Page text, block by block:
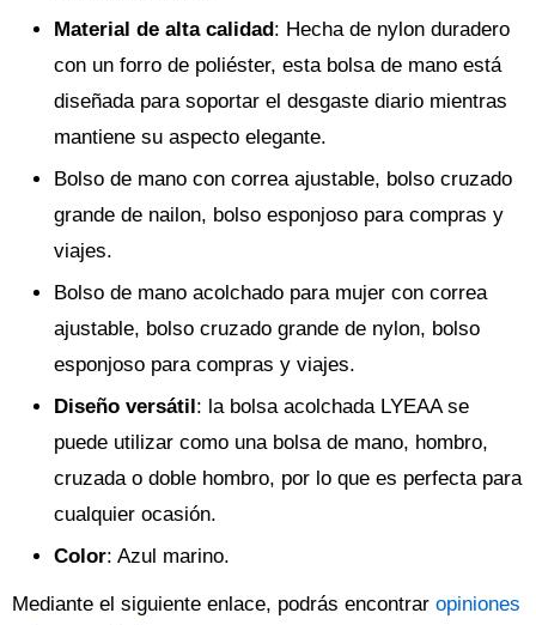
Material de alta calidad: Hecha de nylon duradero
con un forro de poliéster, esta bolsa de mano está
diseñada para soportar el desgaste diario mientras
mantiene su aspecto elegante.
Bolso de mano con correa ajustable, bolso cruzado
grande de nailon, bolso esponjoso para compras y
viajes.
Bolso de mano acolchado para mujer con correa
ajustable, bolso cruzado grande de nylon, bolso
esponjoso para compras y viajes.
Diseño versátil: la bolsa acolchada LYEAA se
puede utilizar como una bolsa de mano, hombro,
cruzada o doble hombro, por lo que es perfecta para
cualquier ocasión.
Color: Azul marino.
Mediante el siguiente enlace, podrás encontrar opiniones